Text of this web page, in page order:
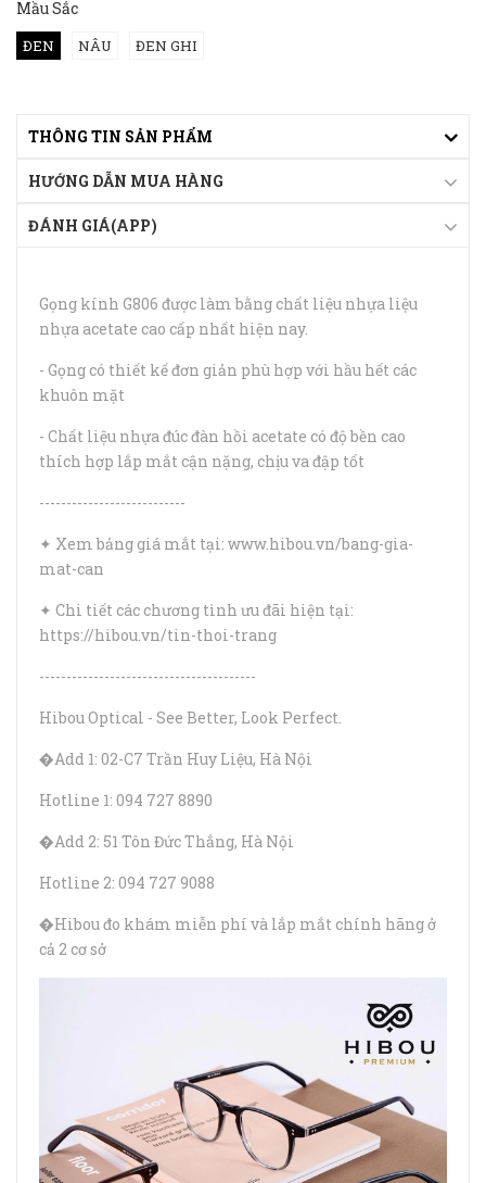
nặng, chịu va đập tốt ...
Mầu Sắc
ĐEN NÂU ĐEN GHI
THÔNG TIN SẢN PHẨM
HƯỚNG DẪN MUA HÀNG
ĐÁNH GIÁ(APP)
Gọng kính G806 được làm bằng chất liệu nhựa liệu
nhựa acetate cao cấp nhất hiện nay.
- Gọng có thiết kế đơn giản phù hợp với hầu hết các
khuôn mặt
- Chất liệu nhựa đúc đàn hồi acetate có độ bền cao
thích hợp lắp mắt cận nặng, chịu va đập tốt
---------------------------
✦ Xem bảng giá mắt tại: www.hibou.vn/bang-gia-
mat-can
✦ Chi tiết các chương tình ưu đãi hiện tại:
https://hibou.vn/tin-thoi-trang
----------------------------------------
Hibou Optical - See Better, Look Perfect.
�Add 1: 02-C7 Trần Huy Liệu, Hà Nội
Hotline 1: 094 727 8890
�Add 2: 51 Tôn Đức Thắng, Hà Nội
Hotline 2: 094 727 9088
�Hibou đo khám miễn phí và lắp mắt chính hãng ở
cả 2 cơ sở